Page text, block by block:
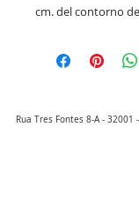
cm. del contorno
Rua Tres Fontes 8-A - 32001